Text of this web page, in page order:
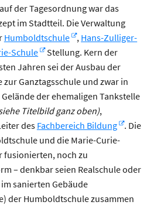
der Tagesordnung war das
im Stadtteil. Die Verwaltung
Humboldtschule , Hans-Zulliger-
Schule
Stellung. Kern der
Jahren sei der Ausbau der
Ganztagsschule und zwar in
der ehemaligen Tankstelle
Titelbild ganz oben),
des Fachbereich Bildung
. Die
und die Marie-Curie-
fusionierten, noch zu
– denkbar seien Realschule oder
sanierten Gebäude
der Humboldtschule zusammen